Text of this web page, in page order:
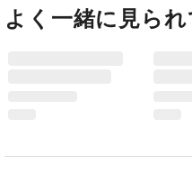
よく一緒に見ら